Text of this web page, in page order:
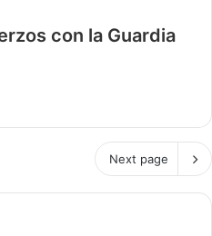
con la Guardia
Next page